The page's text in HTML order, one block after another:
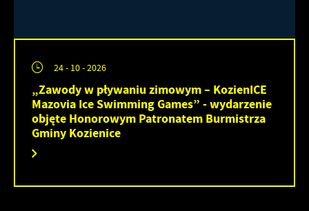
24 - 10 - 2026
„Zawody w pływaniu zimowym – KozienICE
Mazovia Ice Swimming Games” - wydarzenie
objęte Honorowym Patronatem Burmistrza
Gminy Kozienice